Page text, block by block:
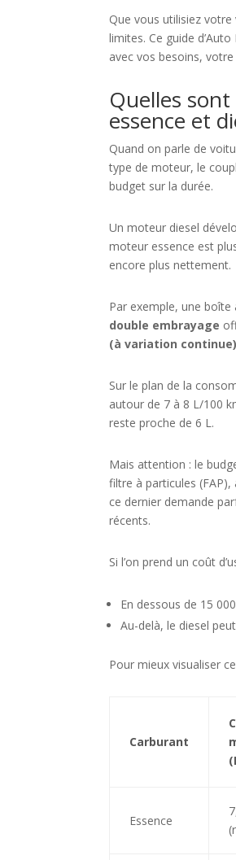
Que vous utilisiez
limites. Ce guide
avec vos besoins,
Quelles
essence et
Quand on parle de
type de moteur, le
budget sur la durée.
Un moteur diesel
moteur essence est
encore plus nettement.
Par exemple, une boîte
double embrayage
(à variation continue)
Sur le plan de la
autour de 7 à 8 L/100
reste proche de 6 L.
Mais attention : le
filtre à particules (FAP),
ce dernier demande
récents.
Si l’on prend un coût
En dessous de 15
Au-delà, le diesel
Pour mieux visualiser
Carburant
Essence